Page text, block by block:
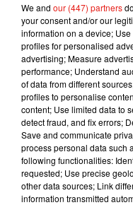
Musique
We and our (447) partners
your consent and/or our
information on a device;
profiles for personalised
advertising; Measure
performance; Understand
of data from different
profiles to personalise
content; Use limited data to
detect fraud, and fix errors;
Save and communicate
process personal data such
following functionalities:
requested; Use precise
other data sources; Link
information transmitted